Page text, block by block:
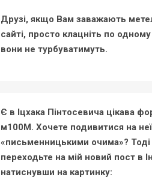
Друзі, якщо Вам заважають
сайті, просто клацніть по одному
вони не турбуватимуть.
Є в Іцхака Пінтосевича цікава
м100М. Хочете подивитися на неї
«письменницькими очима»? Тоді
переходьте на мій новий пост в
натиснувши на картинку: